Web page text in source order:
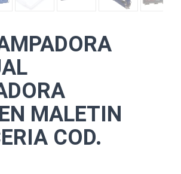
MALETIN
COD.